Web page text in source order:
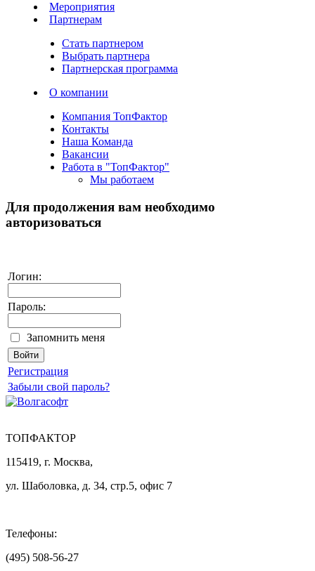
Мероприятия
Партнерам
Стать партнером
Выбрать партнера
Партнерская программа
О компании
Компания ТопФактор
Контакты
Наша Команда
Вакансии
Работа в "ТопФактор"
Мы работаем
Для продолжения вам необходимо
авторизоваться
Логин:
Пароль:
Запомнить меня
Регистрация
Забыли свой пароль?
ТОПФАКТОР
115419, г. Москва,
ул. Шаболовка, д. 34, стр.5, офис 7
Телефоны:
(495) 508-56-27